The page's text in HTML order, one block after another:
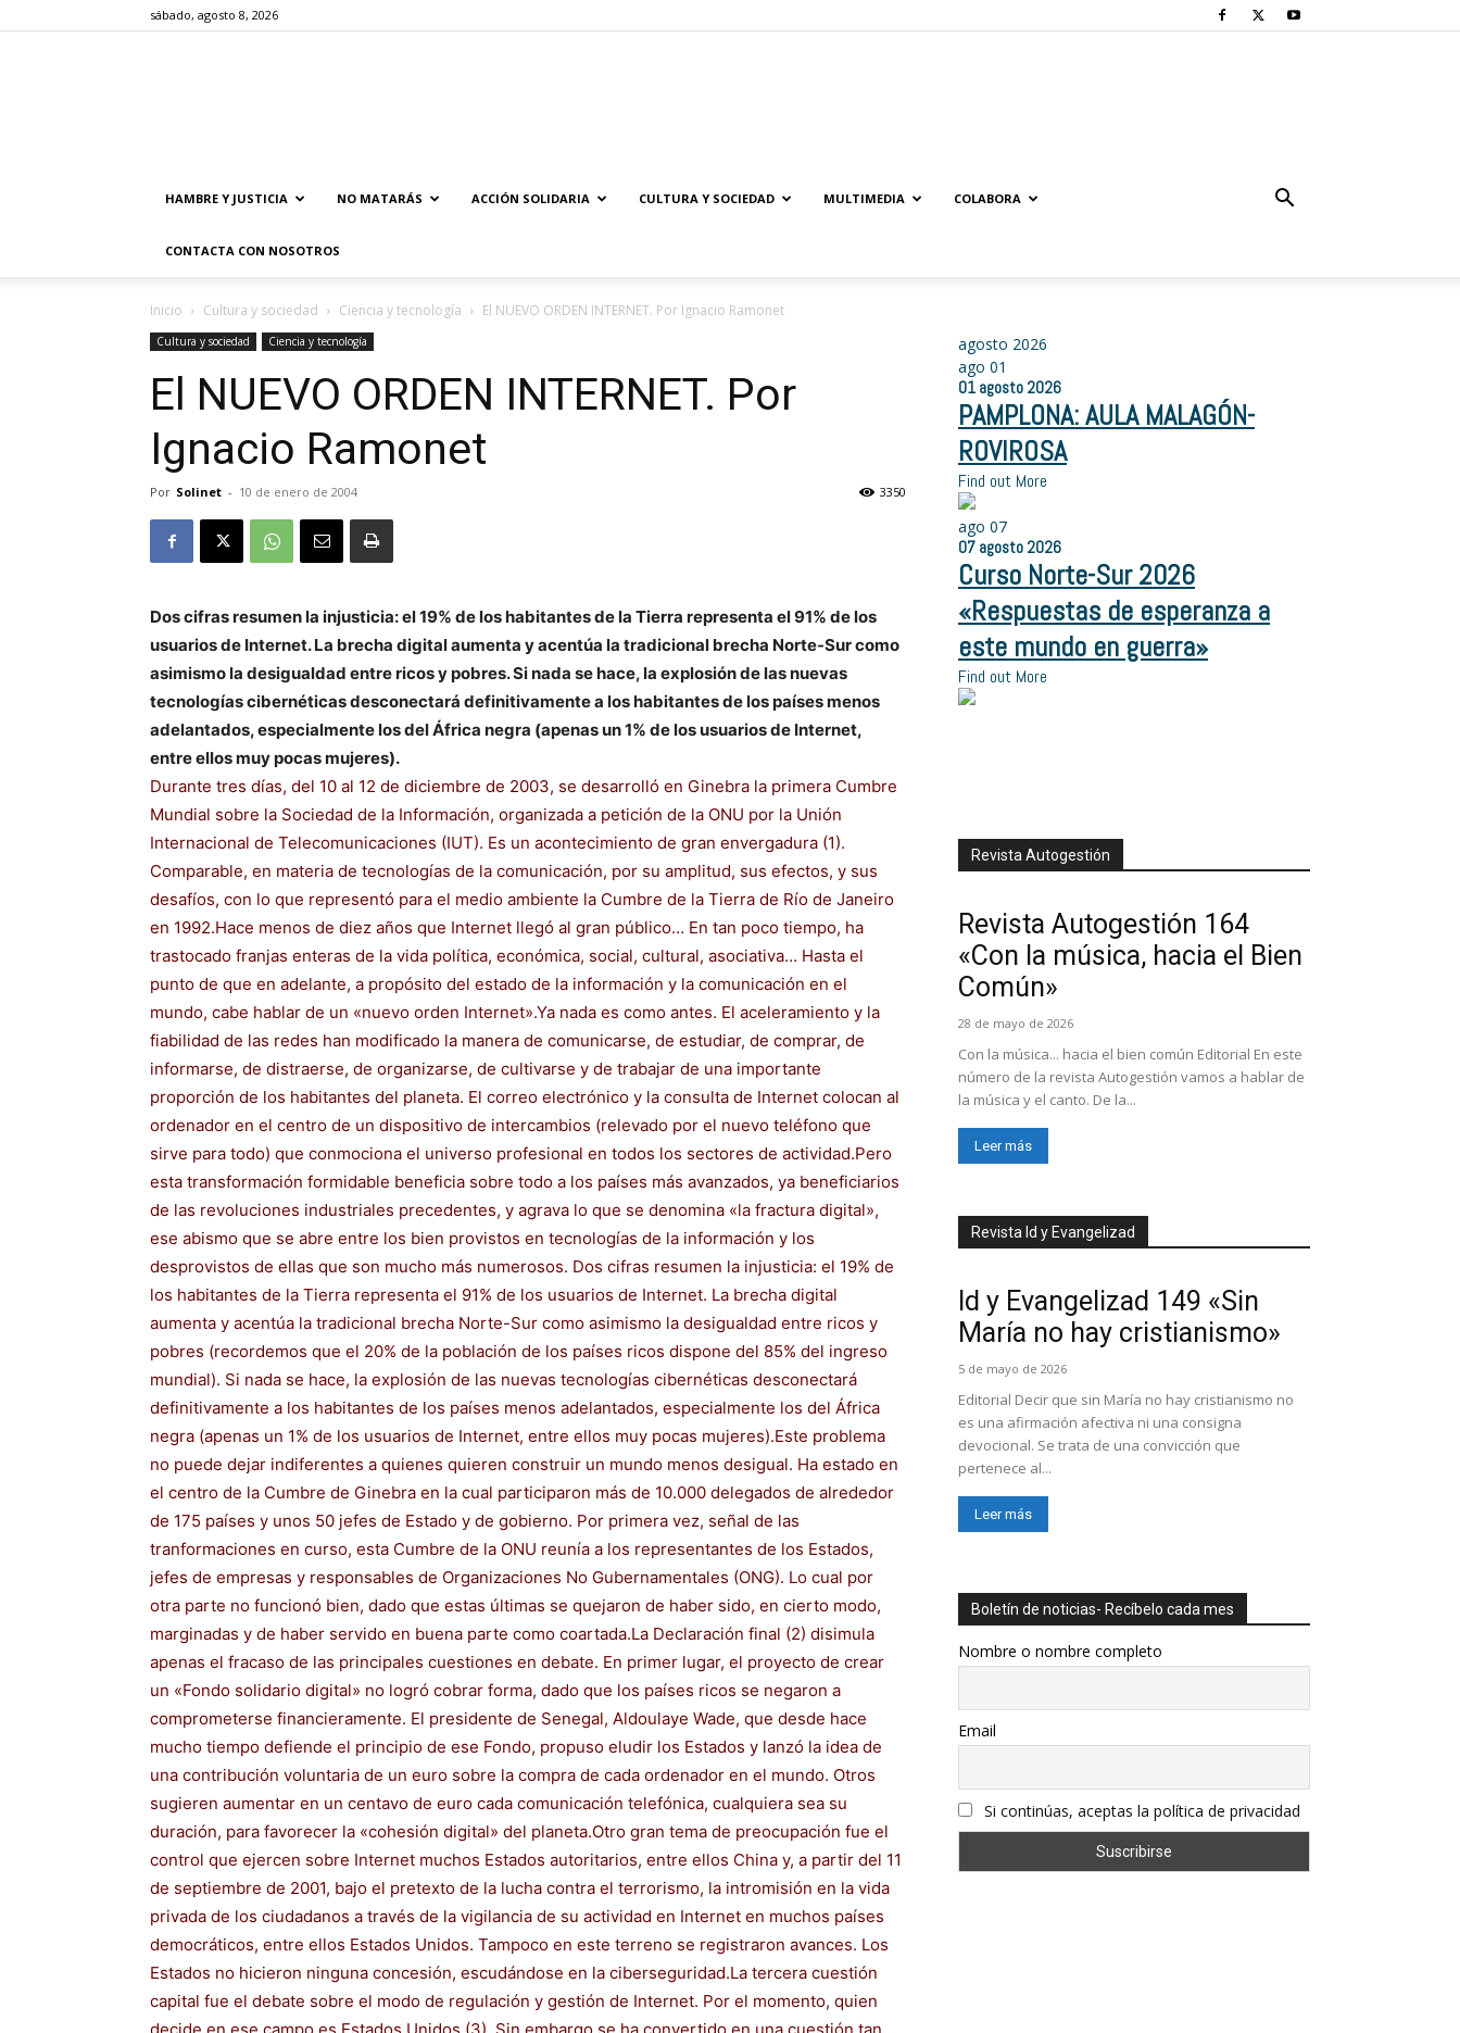
sábado, agosto 8, 2026
HAMBRE Y JUSTICIA NO MATARÁS ACCIÓN SOLIDARIA CULTURA Y SOCIEDAD MULTIMEDIA COLABORA
CONTACTA CON NOSOTROS
Inicio Cultura y sociedad Ciencia y tecnología El NUEVO ORDEN INTERNET. Por Ignacio Ramonet
Cultura y sociedad Ciencia y tecnología
El NUEVO ORDEN INTERNET. Por
Ignacio Ramonet
Por Solinet - 10 de enero de 2004 3350
Dos cifras resumen la injusticia: el 19% de los habitantes de la Tierra representa el 91% de los
usuarios de Internet. La brecha digital aumenta y acentúa la tradicional brecha Norte-Sur como
asimismo la desigualdad entre ricos y pobres. Si nada se hace, la explosión de las nuevas
tecnologías cibernéticas desconectará definitivamente a los habitantes de los países menos
adelantados, especialmente los del África negra (apenas un 1% de los usuarios de Internet,
entre ellos muy pocas mujeres).
Durante tres días, del 10 al 12 de diciembre de 2003, se desarrolló en Ginebra la primera Cumbre
Mundial sobre la Sociedad de la Información, organizada a petición de la ONU por la Unión
Internacional de Telecomunicaciones (IUT). Es un acontecimiento de gran envergadura (1).
Comparable, en materia de tecnologías de la comunicación, por su amplitud, sus efectos, y sus
desafíos, con lo que representó para el medio ambiente la Cumbre de la Tierra de Río de Janeiro
en 1992.Hace menos de diez años que Internet llegó al gran público… En tan poco tiempo, ha
trastocado franjas enteras de la vida política, económica, social, cultural, asociativa… Hasta el
punto de que en adelante, a propósito del estado de la información y la comunicación en el
mundo, cabe hablar de un «nuevo orden Internet».Ya nada es como antes. El aceleramiento y la
fiabilidad de las redes han modificado la manera de comunicarse, de estudiar, de comprar, de
informarse, de distraerse, de organizarse, de cultivarse y de trabajar de una importante
proporción de los habitantes del planeta. El correo electrónico y la consulta de Internet colocan al
ordenador en el centro de un dispositivo de intercambios (relevado por el nuevo teléfono que
sirve para todo) que conmociona el universo profesional en todos los sectores de actividad.Pero
esta transformación formidable beneficia sobre todo a los países más avanzados, ya beneficiarios
de las revoluciones industriales precedentes, y agrava lo que se denomina «la fractura digital»,
ese abismo que se abre entre los bien provistos en tecnologías de la información y los
desprovistos de ellas que son mucho más numerosos. Dos cifras resumen la injusticia: el 19% de
los habitantes de la Tierra representa el 91% de los usuarios de Internet. La brecha digital
aumenta y acentúa la tradicional brecha Norte-Sur como asimismo la desigualdad entre ricos y
pobres (recordemos que el 20% de la población de los países ricos dispone del 85% del ingreso
mundial). Si nada se hace, la explosión de las nuevas tecnologías cibernéticas desconectará
definitivamente a los habitantes de los países menos adelantados, especialmente los del África
negra (apenas un 1% de los usuarios de Internet, entre ellos muy pocas mujeres).Este problema
no puede dejar indiferentes a quienes quieren construir un mundo menos desigual. Ha estado en
el centro de la Cumbre de Ginebra en la cual participaron más de 10.000 delegados de alrededor
de 175 países y unos 50 jefes de Estado y de gobierno. Por primera vez, señal de las
tranformaciones en curso, esta Cumbre de la ONU reunía a los representantes de los Estados,
jefes de empresas y responsables de Organizaciones No Gubernamentales (ONG). Lo cual por
otra parte no funcionó bien, dado que estas últimas se quejaron de haber sido, en cierto modo,
marginadas y de haber servido en buena parte como coartada.La Declaración final (2) disimula
apenas el fracaso de las principales cuestiones en debate. En primer lugar, el proyecto de crear
un «Fondo solidario digital» no logró cobrar forma, dado que los países ricos se negaron a
comprometerse financieramente. El presidente de Senegal, Aldoulaye Wade, que desde hace
mucho tiempo defiende el principio de ese Fondo, propuso eludir los Estados y lanzó la idea de
una contribución voluntaria de un euro sobre la compra de cada ordenador en el mundo. Otros
sugieren aumentar en un centavo de euro cada comunicación telefónica, cualquiera sea su
duración, para favorecer la «cohesión digital» del planeta.Otro gran tema de preocupación fue el
control que ejercen sobre Internet muchos Estados autoritarios, entre ellos China y, a partir del 11
de septiembre de 2001, bajo el pretexto de la lucha contra el terrorismo, la intromisión en la vida
privada de los ciudadanos a través de la vigilancia de su actividad en Internet en muchos países
democráticos, entre ellos Estados Unidos. Tampoco en este terreno se registraron avances. Los
Estados no hicieron ninguna concesión, escudándose en la ciberseguridad.La tercera cuestión
capital fue el debate sobre el modo de regulación y gestión de Internet. Por el momento, quien
agosto 2026
ago 01
01 agosto 2026
PAMPLONA: AULA MALAGÓN-
ROVIROSA
Find out More
ago 07
07 agosto 2026
Curso Norte-Sur 2026
«Respuestas de esperanza a
este mundo en guerra»
Find out More
Revista Autogestión
Revista Autogestión 164
«Con la música, hacia el Bien
Común»
28 de mayo de 2026
Con la música... hacia el bien común Editorial En este
número de la revista Autogestión vamos a hablar de
la música y el canto. De la...
Leer más
Revista Id y Evangelizad
Id y Evangelizad 149 «Sin
María no hay cristianismo»
5 de mayo de 2026
Editorial Decir que sin María no hay cristianismo no
es una afirmación afectiva ni una consigna
devocional. Se trata de una convicción que
pertenece al...
Leer más
Boletín de noticias- Recíbelo cada mes
Nombre o nombre completo
Email
Si continúas, aceptas la política de privacidad